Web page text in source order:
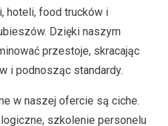
hoteli, food trucków i
Dzięki naszym
przestoje, skracając
i podnosząc standardy.
w naszej ofercie są ciche.
szkolenie personelu